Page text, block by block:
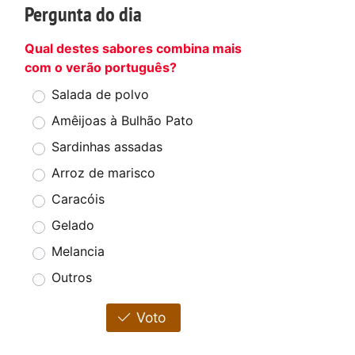
Pergunta do dia
Qual destes sabores combina mais
com o verão português?
Salada de polvo
Amêijoas à Bulhão Pato
Sardinhas assadas
Arroz de marisco
Caracóis
Gelado
Melancia
Outros
Voto